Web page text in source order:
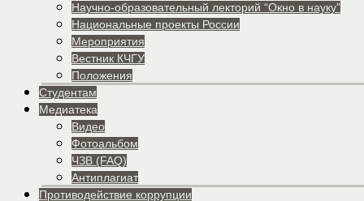
Научно-образовательный лекторий “Окно в науку”
Национальные проекты России
Мероприятия
Вестник КЧГУ
Положения
Студентам
Медиатека
Видео
Фотоальбом
ЧЗВ (FAQ)
Антиплагиат
Противодействие коррупции